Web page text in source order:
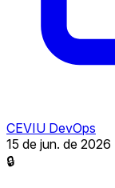
CEVIU DevOps
15 de jun. de 2026
🔒